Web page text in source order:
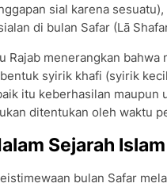
sial karena
di bulan Safar (Lā
Rajab menerangkan bahwa
syirik khafi (syirik
itu keberhasilan maupun
ditentukan oleh waktu
Sejarah
bulan Safar